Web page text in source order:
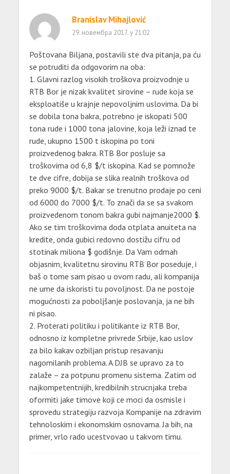
Branislav Mihajlović
29. новембра 2017. у 21:02
Poštovana Biljana, postavili ste dva pitanja, pa ću
se potruditi da odgovorim na oba:
1. Glavni razlog visokih troškova proizvodnje u
RTB Bor je nizak kvalitet sirovine – rude koja se
eksploatiše u krajnje nepovoljnim uslovima. Da bi
se dobila tona bakra, potrebno je iskopati 500
tona rude i 1000 tona jalovine, koja leži iznad te
rude, ukupno 1500 t iskopina po toni
proizvedenog bakra. RTB Bor posluje sa
troškovima od 6,8 $/t iskopina. Kad se pomnože
te dve cifre, dobija se slika realnih troškova od
preko 9000 $/t. Bakar se trenutno prodaje po ceni
od 6000 do 7000 $/t. To znači da se sa svakom
proizvedenom tonom bakra gubi najmanje2000 $.
Ako se tim troškovima doda otplata anuiteta na
kredite, onda gubici redovno dostižu cifru od
stotinak miliona $ godišnje. Da Vam odmah
objasnim, kvalitetnu sirovinu RTB Bor poseduje, i
baš o tome sam pisao u ovom radu, ali kompanija
ne ume da iskoristi tu povoljnost. Da ne postoje
mogućnosti za poboljšanje poslovanja, ja ne bih
ni pisao.
2. Proterati politiku i politikante iz RTB Bor,
odnosno iz kompletne privrede Srbije, kao uslov
za bilo kakav ozbiljan pristup resavanju
nagomilanih problema. A DJB se upravo za to
zalaže – za potpunu promenu sistema. Zatim od
najkompetentnijih, kredibilnih strucnjaka treba
oformiti jake timove koji ce moci da osmisle i
sprovedu strategiju razvoja Kompanije na zdravim
tehnoloskim i ekonomskim osnovama. Ja bih, na
primer, vrlo rado ucestvovao u takvom timu.